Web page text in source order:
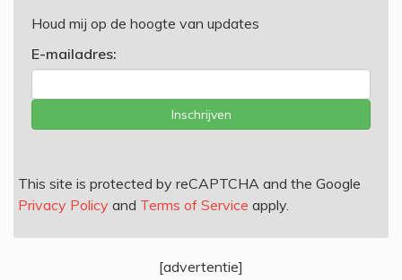
Houd mij op de hoogte van updates
E-mailadres:
Inschrijven
This site is protected by reCAPTCHA and the Google
Privacy Policy and Terms of Service apply.
[advertentie]